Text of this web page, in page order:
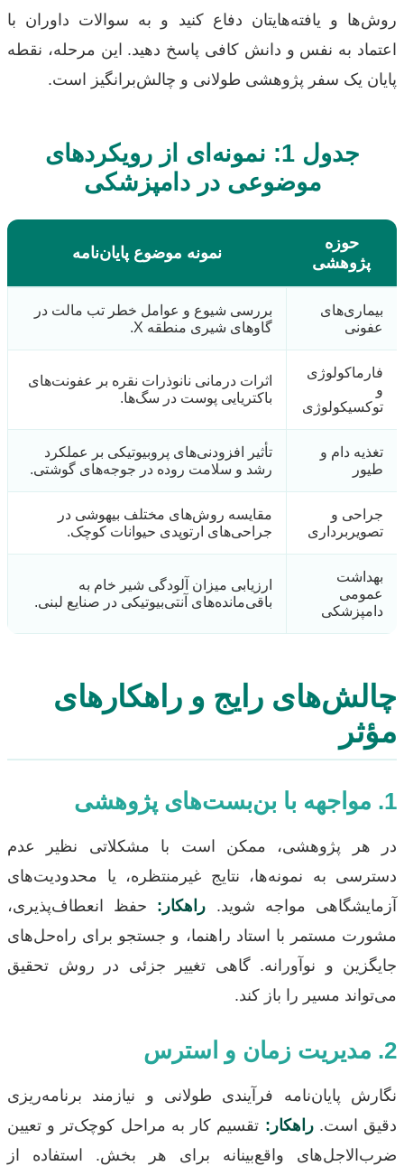
روش‌ها و یافته‌هایتان دفاع کنید و به سوالات داوران با
اعتماد به نفس و دانش کافی پاسخ دهید. این مرحله، نقطه
پایان یک سفر پژوهشی طولانی و چالش‌برانگیز است.
جدول 1: نمونه‌ای از رویکردهای
موضوعی در دامپزشکی
حوزه
پژوهشی
نمونه موضوع پایان‌نامه
بیماری‌های
عفونی
بررسی شیوع و عوامل خطر تب مالت در
گاوهای شیری منطقه X.
فارماکولوژی
و
توکسیکولوژی
اثرات درمانی نانوذرات نقره بر عفونت‌های
باکتریایی پوست در سگ‌ها.
تغذیه دام و
طیور
تأثیر افزودنی‌های پروبیوتیکی بر عملکرد
رشد و سلامت روده در جوجه‌های گوشتی.
جراحی و
تصویربرداری
مقایسه روش‌های مختلف بیهوشی در
جراحی‌های ارتوپدی حیوانات کوچک.
بهداشت
عمومی
دامپزشکی
ارزیابی میزان آلودگی شیر خام به
باقی‌مانده‌های آنتی‌بیوتیکی در صنایع لبنی.
چالش‌های رایج و راهکارهای
مؤثر
1. مواجهه با بن‌بست‌های پژوهشی
در هر پژوهشی، ممکن است با مشکلاتی نظیر عدم
دسترسی به نمونه‌ها، نتایج غیرمنتظره، یا محدودیت‌های
آزمایشگاهی مواجه شوید. راهکار: حفظ انعطاف‌پذیری،
مشورت مستمر با استاد راهنما، و جستجو برای راه‌حل‌های
جایگزین و نوآورانه. گاهی تغییر جزئی در روش تحقیق
می‌تواند مسیر را باز کند.
2. مدیریت زمان و استرس
نگارش پایان‌نامه فرآیندی طولانی و نیازمند برنامه‌ریزی
دقیق است.راهکار: تقسیم کار به مراحل کوچک‌تر و تعیین
ضرب‌الاجل‌های واقع‌بینانه برای هر بخش. استفاده از